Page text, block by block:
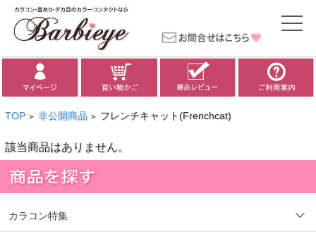
TOP > 非公開商品 > フレンチキャット(Frenchcat)
該当商品はありません。
カラコン特集